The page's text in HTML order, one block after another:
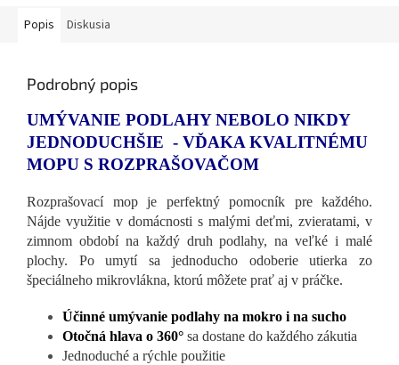
Popis Diskusia
Podrobný popis
UMÝVANIE PODLAHY NEBOLO NIKDY
JEDNODUCHŠIE - VĎAKA KVALITNÉMU
MOPU S ROZPRAŠOVAČOM
Rozprašovací mop je perfektný pomocník pre každého.
Nájde využitie v domácnosti s malými deťmi, zvieratami, v
zimnom období na každý druh podlahy, na veľké i malé
plochy. Po umytí sa jednoducho odoberie utierka zo
špeciálneho mikrovlákna, ktorú môžete prať aj v práčke.
Účinné umývanie podlahy na mokro i na sucho
Otočná hlava o 360° sa dostane do každého zákutia
Jednoduché a rýchle použitie